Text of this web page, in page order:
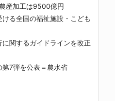
産加工は9500億円
る全国の福祉施設・こども
関するガイドラインを改正
7弾を公表＝農水省